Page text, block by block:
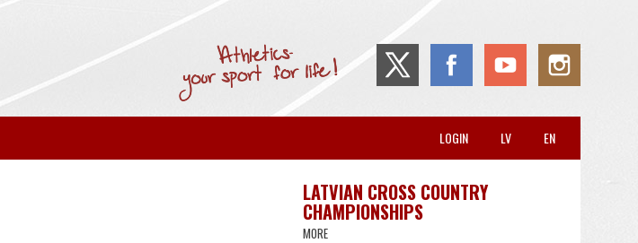
EN
LV
LOGIN
LATVIAN CROSS COUNTRY
CHAMPIONSHIPS
MORE